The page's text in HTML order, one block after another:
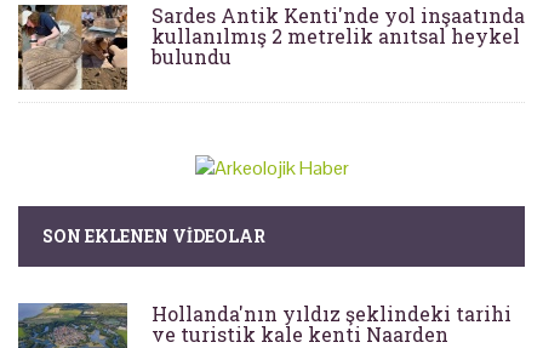
Sardes Antik Kenti'nde yol inşaatında
kullanılmış 2 metrelik anıtsal heykel
bulundu
SON EKLENEN VIDEOLAR
Hollanda'nın yıldız şeklindeki tarihi
ve turistik kale kenti Naarden